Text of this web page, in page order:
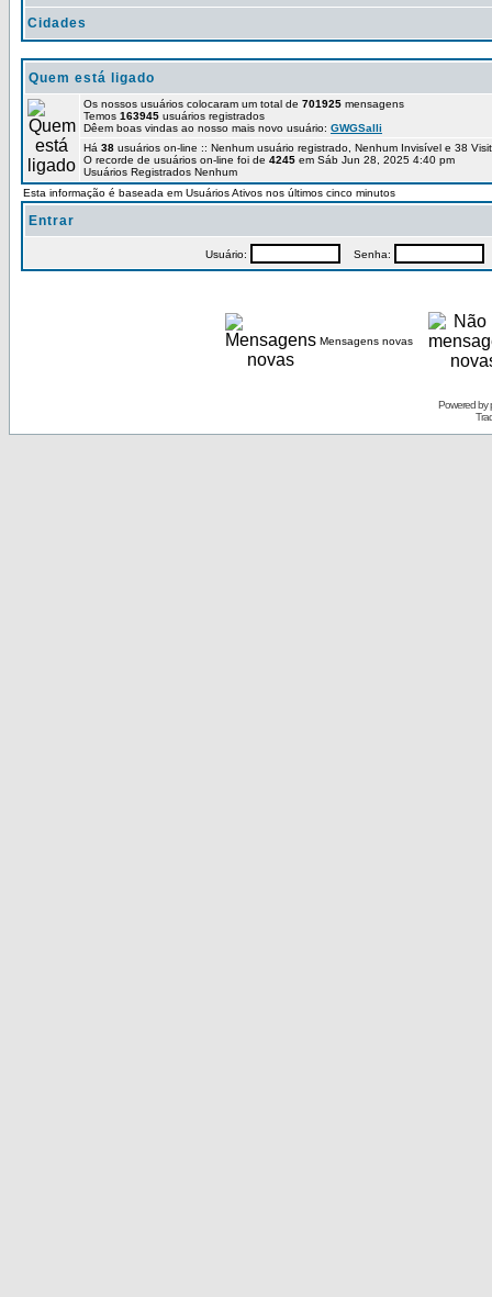
Cidades
Quem está ligado
Os nossos usuários colocaram um total de 701925 mensagens
Temos 163945 usuários registrados
Dêem boas vindas ao nosso mais novo usuário: GWGSalli
Há 38 usuários on-line :: Nenhum usuário registrado, Nenhum Invisível e 38
O recorde de usuários on-line foi de 4245 em Sáb Jun 28, 2025 4:40 pm
Usuários Registrados Nenhum
Esta informação é baseada em Usuários Ativos nos últimos cinco minutos
Entrar
Usuário: Senha:
Mensagens novas
Powered by